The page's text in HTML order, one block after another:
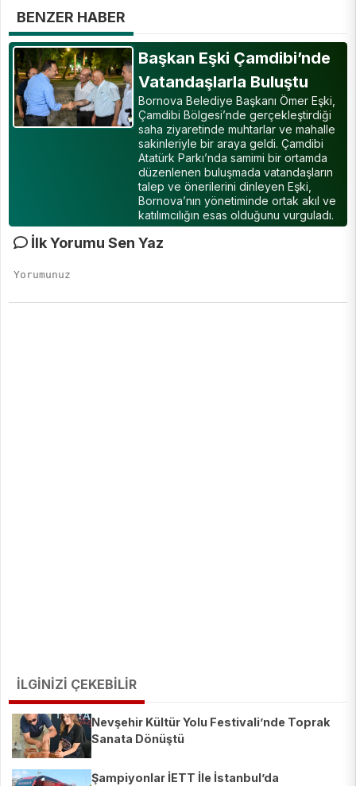
BENZER HABER
Başkan Eşki Çamdibi’nde
Vatandaşlarla Buluştu
Bornova Belediye Başkanı Ömer Eşki,
Çamdibi Bölgesi’nde gerçekleştirdiği
saha ziyaretinde muhtarlar ve mahalle
sakinleriyle bir araya geldi. Çamdibi
Atatürk Parkı’nda samimi bir ortamda
düzenlenen buluşmada vatandaşların
talep ve önerilerini dinleyen Eşki,
Bornova’nın yönetiminde ortak akıl ve
katılımcılığın esas olduğunu vurguladı.
İlk Yorumu Sen Yaz
İLGİNİZİ ÇEKEBİLİR
Nevşehir Kültür Yolu Festivali’nde Toprak
Sanata Dönüştü
Şampiyonlar İETT İle İstanbul’da